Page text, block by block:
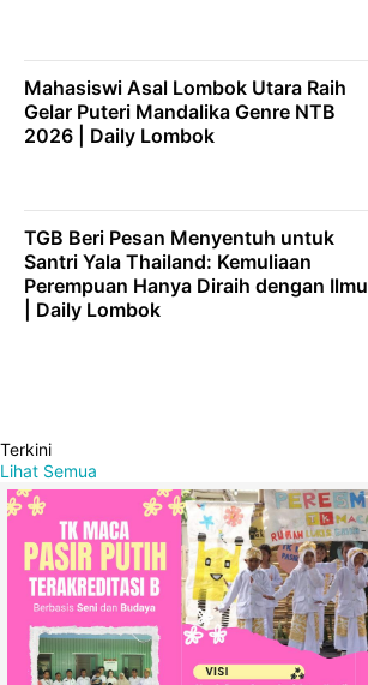
Mahasiswi Asal Lombok Utara Raih
Gelar Puteri Mandalika Genre NTB
2026 | Daily Lombok
TGB Beri Pesan Menyentuh untuk
Santri Yala Thailand: Kemuliaan
Perempuan Hanya Diraih dengan Ilmu
| Daily Lombok
Terkini
Lihat Semua